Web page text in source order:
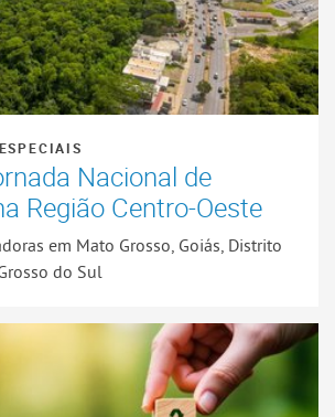
Nacional de
Região Centro-Oeste
em Mato Grosso, Goiás, Distrito
do Sul